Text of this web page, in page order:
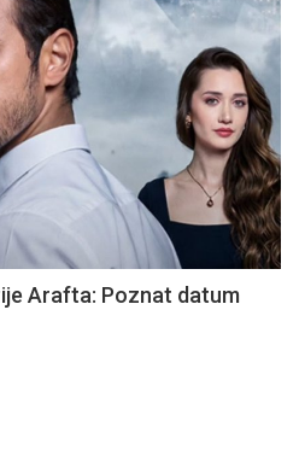
Arafta: Poznat datum